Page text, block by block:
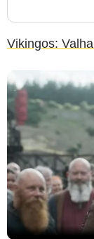
Vikingos: